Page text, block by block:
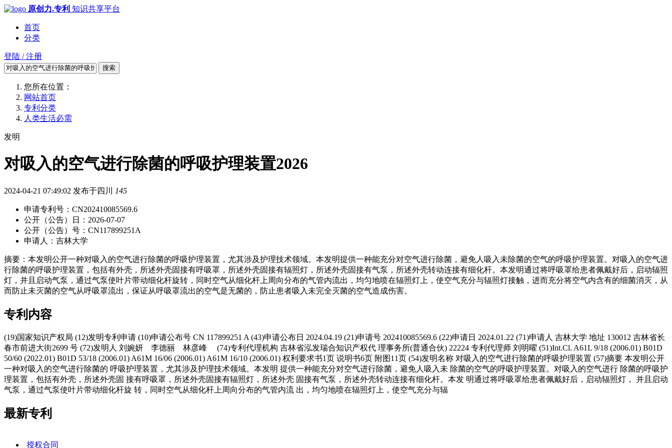
原创力.专利 知识共享平台
首页
分类
登陆 / 注册
搜索
您所在位置：
网站首页
专利分类
人类生活必需
发明
对吸入的空气进行除菌的呼吸护理装置2026
2024-04-21 07:49:02 发布于四川 145
申请专利号：CN202410085569.6
公开（公告）日：2026-07-07
公开（公告）号：CN117899251A
申请人：吉林大学
摘要：本发明公开一种对吸入的空气进行除菌的呼吸护理装置，尤其涉及护理技术领域。本发明提供一种能充分对空气进行除菌，避免人吸入未除菌的空气的呼吸护理装置。对吸入的空气进
行除菌的呼吸护理装置，包括有外壳，所述外壳固接有呼吸罩，所述外壳固接有辐照灯，所述外壳固接有气泵，所述外壳转动连接有细化杆。本发明通过将呼吸罩给患者佩戴好后，启动辐照
灯，并且启动气泵，通过气泵使叶片带动细化杆旋转，同时空气从细化杆上周向分布的气管内流出，均匀地喷在辐照灯上，使空气充分与辐照灯接触，进而充分将空气内含有的细菌消灭，从
而防止未灭菌的空气从呼吸罩流出，保证从呼吸罩流出的空气是无菌的，防止患者吸入未完全灭菌的空气造成伤害。
专利内容
(19)国家知识产权局 (12)发明专利申请 (10)申请公布号 CN 117899251 A (43)申请公布日 2024.04.19 (21)申请号 202410085569.6 (22)申请日 2024.01.22 (71)申请人 吉林大学 地址 130012 吉林省长
春市前进大街2699 号 (72)发明人 刘婉妍 李德丽 林彦峰 (74)专利代理机构 吉林省泓发瑞合知识产权代 理事务所(普通合伙) 22224 专利代理师 刘明曜 (51)Int.Cl. A61L 9/18 (2006.01) B01D
50/60 (2022.01) B01D 53/18 (2006.01) A61M 16/06 (2006.01) A61M 16/10 (2006.01) 权利要求书1页 说明书6页 附图11页 (54)发明名称 对吸入的空气进行除菌的呼吸护理装置 (57)摘要 本发明公开
一种对吸入的空气进行除菌的 呼吸护理装置，尤其涉及护理技术领域。本发明 提供一种能充分对空气进行除菌，避免人吸入未 除菌的空气的呼吸护理装置。对吸入的空气进行 除菌的呼吸护
理装置，包括有外壳，所述外壳固 接有呼吸罩，所述外壳固接有辐照灯，所述外壳 固接有气泵，所述外壳转动连接有细化杆。本发 明通过将呼吸罩给患者佩戴好后，启动辐照灯， 并且启动
气泵，通过气泵使叶片带动细化杆旋 转，同时空气从细化杆上周向分布的气管内流 出，均匀地喷在辐照灯上，使空气充分与辐
最新专利
授权合同